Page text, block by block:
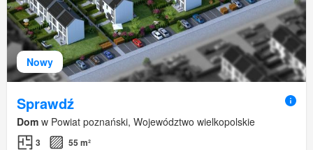
Nowy
Sprawdź
Dom w Powiat poznański, Województwo wielkopolskie
3
55 m²